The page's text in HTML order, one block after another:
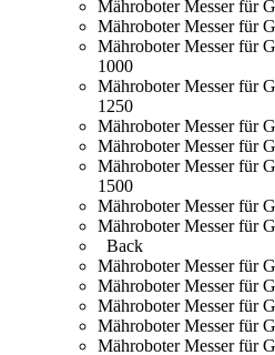
Mähroboter Messer für
Mähroboter Messer für
Mähroboter Messer für
1000
Mähroboter Messer für
1250
Mähroboter Messer für
Mähroboter Messer für
Mähroboter Messer für
1500
Mähroboter Messer für
Mähroboter Messer für
Back
Mähroboter Messer für
Mähroboter Messer für
Mähroboter Messer für
Mähroboter Messer für
Mähroboter Messer für